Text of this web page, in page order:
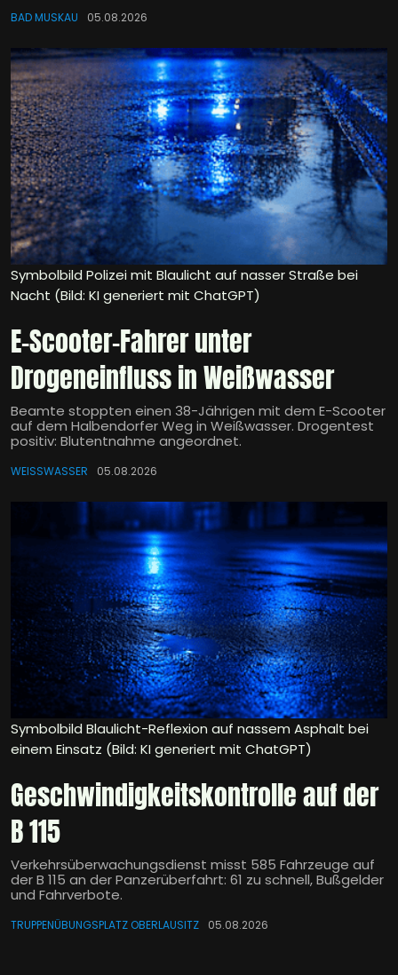
BAD MUSKAU 05.08.2026
Symbolbild Polizei mit Blaulicht auf nasser Straße bei
Nacht (Bild: KI generiert mit ChatGPT)
E-Scooter-Fahrer unter
Drogeneinfluss in Weißwasser
Beamte stoppten einen 38-Jährigen mit dem E-Scooter
auf dem Halbendorfer Weg in Weißwasser. Drogentest
positiv: Blutentnahme angeordnet.
WEISSWASSER 05.08.2026
Symbolbild Blaulicht-Reflexion auf nassem Asphalt bei
einem Einsatz (Bild: KI generiert mit ChatGPT)
Geschwindigkeitskontrolle auf der
B 115
Verkehrsüberwachungsdienst misst 585 Fahrzeuge auf
der B 115 an der Panzerüberfahrt: 61 zu schnell, Bußgelder
und Fahrverbote.
TRUPPENÜBUNGSPLATZ OBERLAUSITZ 05.08.2026